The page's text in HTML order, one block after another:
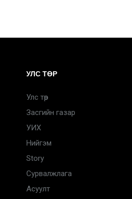
УЛС ТӨР
Улс төр
Засгийн газар
УИХ
Нийгэм
Story
Сурвалжлага
Асуулт